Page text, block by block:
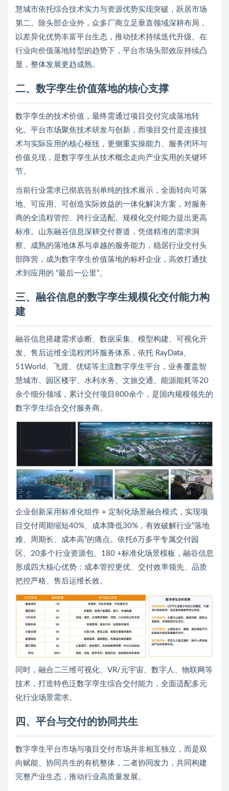
慧城市依托综合技术实力与资源优势实现突破，跃居市场
第二。除头部企业外，众多厂商立足垂直领域深耕布局，
以差异化优势丰富平台生态，推动技术持续迭代升级。在
行业向价值落地转型的趋势下，平台市场头部效应持续凸
显，整体发展更趋成熟。
二、数字孪生价值落地的核心支撑
数字孪生的技术价值，最终需通过项目交付完成落地转
化。平台市场聚焦技术研发与创新，而项目交付是连接技
术与实际应用的核心枢纽，更侧重实操能力、服务闭环与
价值兑现，是数字孪生从技术概念走向产业实用的关键环
节。
当前行业需求已彻底告别单纯的技术展示，全面转向可落
地、可应用、可创造实际效益的一体化解决方案，对服务
商的全流程管控、跨行业适配、规模化交付能力提出更高
标准。山东融谷信息深耕交付赛道，凭借精准的需求洞
察、成熟的落地体系与卓越的服务能力，稳居行业交付头
部阵营，成为数字孪生价值落地的标杆企业，高效打通技
术到应用的 “最后一公里”。
三、融谷信息的数字孪生规模化交付能力构
建
融谷信息搭建需求诊断、数据采集、模型构建、可视化开
发、售后运维全流程闭环服务体系，依托 RayData、
51World、飞渡、优锘等主流数字孪生平台，业务覆盖智
慧城市、园区楼宇、水利水务、文旅交通、能源能耗等20
余个细分领域，累计交付项目800余个，是国内规模领先的
数字孪生综合交付服务商。
企业创新采用标准化组件 + 定制化场景融合模式，实现项
目交付周期缩短40%、成本降低30%，有效破解行业“落地
难、周期长、成本高”的痛点。依托6万多平专属交付园
区、20多个行业资源包、180 +标准化场景模板，融谷信息
形成四大核心优势：成本管控更优、交付效率领先、品质
把控严格、售后运维长效。
同时，融合二三维可视化、VR/元宇宙、数字人、物联网等
技术，打造特色泛数字孪生综合交付能力，全面适配多元
化行业场景需求。
四、平台与交付的协同共生
数字孪生平台市场与项目交付市场并非相互独立，而是双
向赋能、协同共生的有机整体，二者协同发力，共同构建
完整产业生态，推动行业高质量发展。